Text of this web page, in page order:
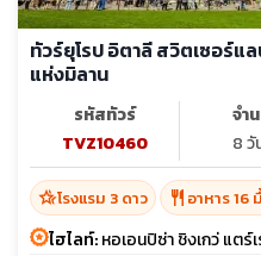
ทัวร์ยุโรป อิตาลี สวิตเซอร์แ
แห่งมิลาน
รหัสทัวร์
TVZ10460
จำ
8 วั
hotel_classโรงแรม 3 ดาว restaurant อาหาร 16
ไฮไลท์:หอเอนปิซ่า ชิงเกว่ แตร์